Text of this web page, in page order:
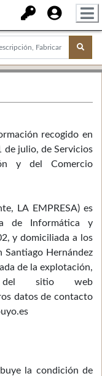
recogido en
de julio, de Servicios
y del Comercio
LA EMPRESA) es
de Informática y
y domiciliada a los
Hernández
de la explotación,
del sitio web
datos de contacto
la condición de